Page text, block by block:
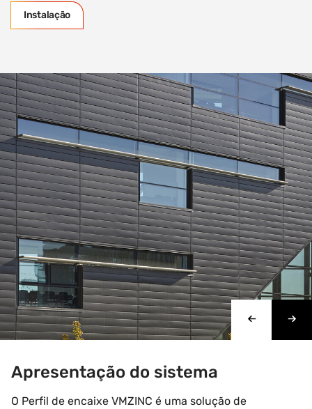
Instalação
Apresentação do sistema
O Perfil de encaixe VMZINC é uma solução de